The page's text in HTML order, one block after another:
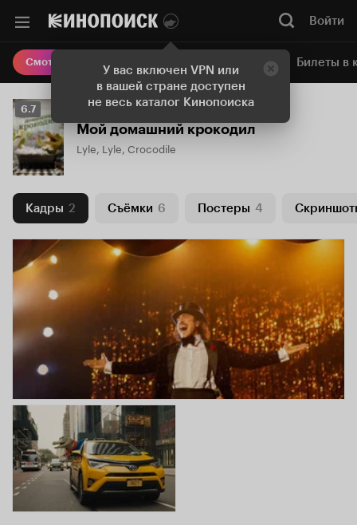
У вас включен VPN или
в вашей стране доступен
не весь каталог Кинопоиска
Войти
Смотреть кино Онлайн-кинотеатр Билеты в
Рейтинг
Кинопоиска
6.7
6.7
Мой домашний крокодил
Lyle, Lyle, Crocodile
Кадры 2 Съёмки 6 Постеры 4